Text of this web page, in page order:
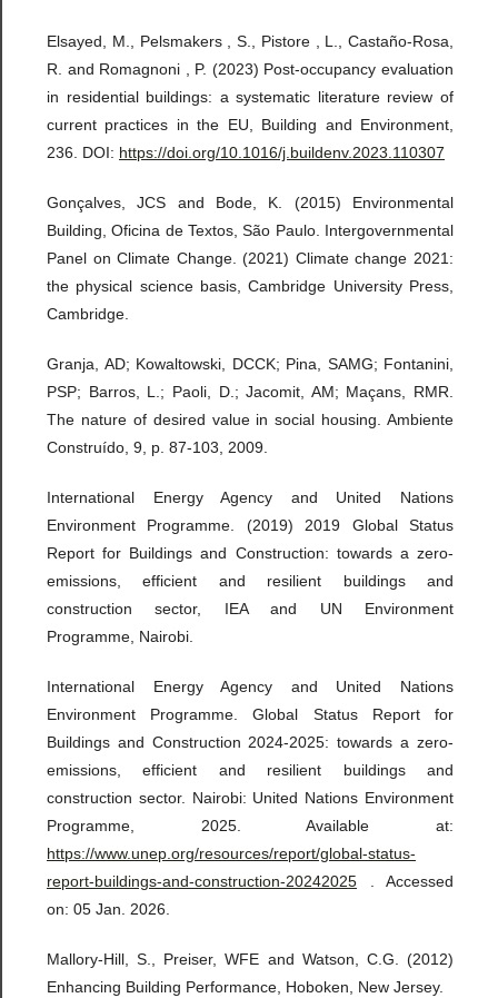
Elsayed, M., Pelsmakers , S., Pistore , L., Castaño-Rosa,
R. and Romagnoni , P. (2023) Post-occupancy evaluation
in residential buildings: a systematic literature review of
current practices in the EU, Building and Environment,
236. DOI: https://doi.org/10.1016/j.buildenv.2023.110307
Gonçalves, JCS and Bode, K. (2015) Environmental
Building, Oficina de Textos, São Paulo. Intergovernmental
Panel on Climate Change. (2021) Climate change 2021:
the physical science basis, Cambridge University Press,
Cambridge.
Granja, AD; Kowaltowski, DCCK; Pina, SAMG; Fontanini,
PSP; Barros, L.; Paoli, D.; Jacomit, AM; Maçans, RMR.
The nature of desired value in social housing. Ambiente
Construído, 9, p. 87-103, 2009.
International Energy Agency and United Nations
Environment Programme. (2019) 2019 Global Status
Report for Buildings and Construction: towards a zero-
emissions, efficient and resilient buildings and
construction sector, IEA and UN Environment
Programme, Nairobi.
International Energy Agency and United Nations
Environment Programme. Global Status Report for
Buildings and Construction 2024-2025: towards a zero-
emissions, efficient and resilient buildings and
construction sector. Nairobi: United Nations Environment
Programme, 2025. Available at:
https://www.unep.org/resources/report/global-status-
report-buildings-and-construction-20242025 . Accessed
on: 05 Jan. 2026.
Mallory-Hill, S., Preiser, WFE and Watson, C.G. (2012)
Enhancing Building Performance, Hoboken, New Jersey.